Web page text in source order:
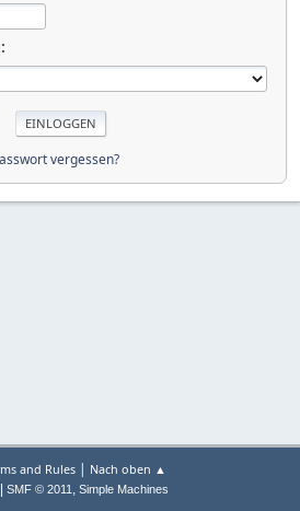
vergessen?
and Rules | Nach oben ▲
SMF © 2011, Simple Machines